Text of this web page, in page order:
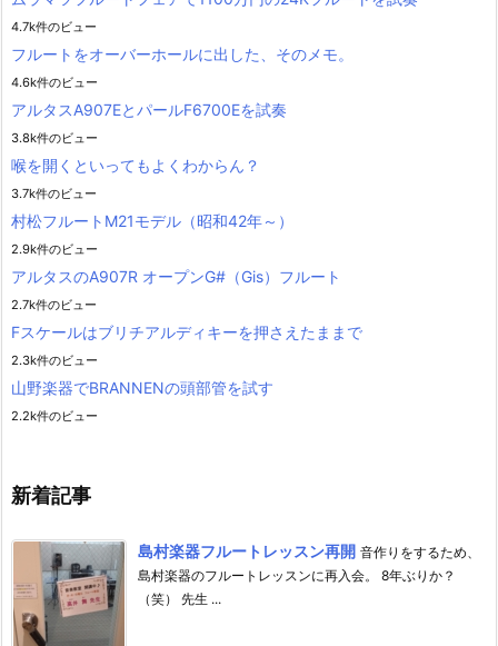
4.7k件のビュー
フルートをオーバーホールに出した、そのメモ。
4.6k件のビュー
アルタスA907EとパールF6700Eを試奏
3.8k件のビュー
喉を開くといってもよくわからん？
3.7k件のビュー
村松フルートM21モデル（昭和42年～）
2.9k件のビュー
アルタスのA907R オープンG#（Gis）フルート
2.7k件のビュー
Fスケールはブリチアルディキーを押さえたままで
2.3k件のビュー
山野楽器でBRANNENの頭部管を試す
2.2k件のビュー
新着記事
島村楽器フルートレッスン再開 音作りをするため、
島村楽器のフルートレッスンに再入会。 8年ぶりか？
（笑） 先生 ...